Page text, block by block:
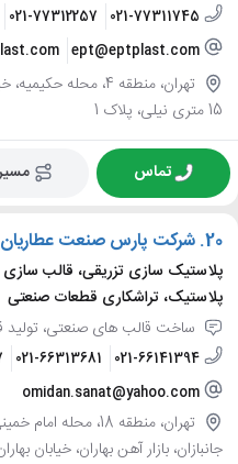
021-77311745
021-77312257
ept@eptplast.com
تهران، منطقه 4، محله
15 متری نیلی، پلاک 1
تماس
20. شرکت پارس صنعت
پلاستیک سازی تزریقی، قالب
پلاستیک، تراشکاری قطعات صنعتی
ساخت قالب های صنعتی،
021-66141394
021-66313681
omidan.sanat@yahoo.com
جانبازان، بازار آهن بهاران، خیابان بهاران 2، بلوک ۲۳، پلاک